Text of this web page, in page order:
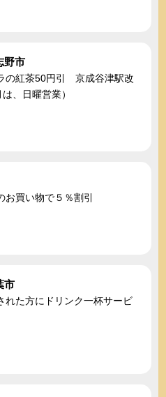
野市
の紅茶50円引 京成谷津駅改
、日曜営業）
買い物で５％割引
市
た方にドリンク一杯サービ